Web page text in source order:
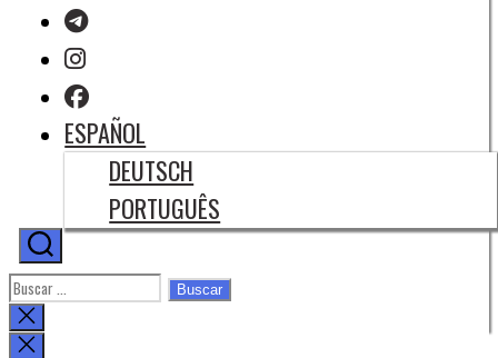
ESPAÑOL
DEUTSCH
PORTUGUÊS
Buscar:
Cerrar
la
búsqueda